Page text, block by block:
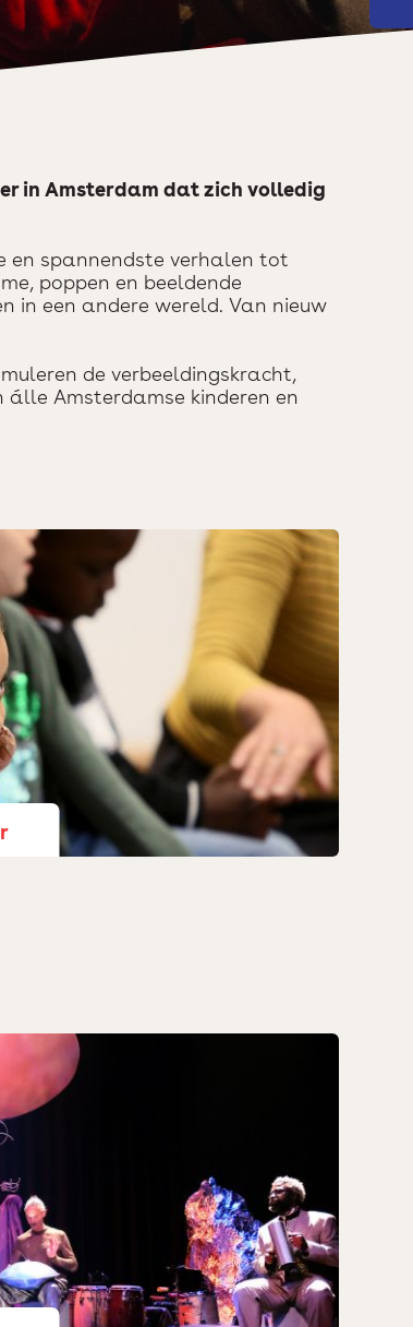
in Amsterdam dat zich volledig
en spannendste verhalen tot
poppen en beeldende
in een andere wereld. Van nieuw
de verbeeldingskracht,
Amsterdamse kinderen en
om op te groeien tot
de jeugdpodiumkunsten. We
en maatschappelijk urgente
gericht op kinderen en
Jeugdtheater Amsterdam
in Theater De
scholen.
te werken met onder andere